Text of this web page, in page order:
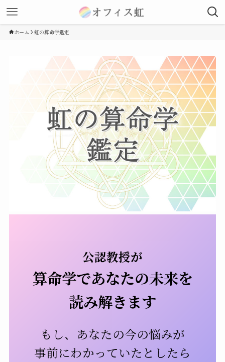
ホーム 虹の算命学鑑定
公認教授が
算命学であなたの未来を
読み解きます
もし、あなたの今の悩みが
事前にわかっていたとしたら